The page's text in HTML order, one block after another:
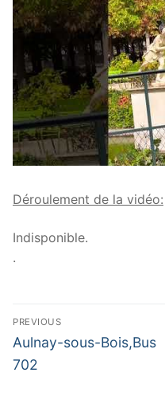
Déroulement de la vidéo:
Indisponible.
.
Navigation
de
l’article
PREVIOUS
Previous
post:
Aulnay-sous-Bois,Bus
702